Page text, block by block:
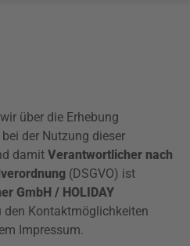
über die Erhebung
der Nutzung dieser
damit Verantwortlicher nach
(DSGVO) ist
GmbH / HOLIDAY
den Kontaktmöglichkeiten
Impressum.